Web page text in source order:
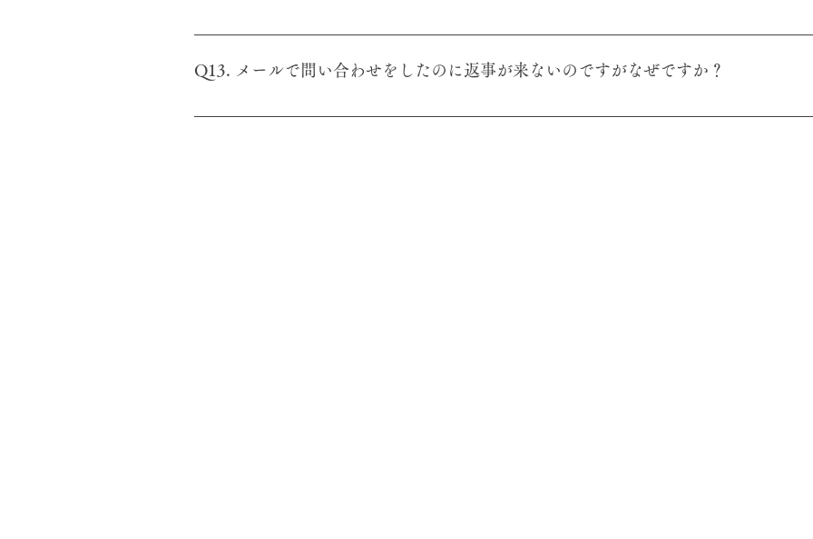
A12. 商品に間違い、異常や破損がある場合のみ返品・交換ができます。お届け後、なるべく早めに
Q13. メールで問い合わせをしたのに返事が来ないのですがなぜですか？
A13. なるべく早く対応するようにしておりますが、休日やご注文が殺到している場合などお返事が